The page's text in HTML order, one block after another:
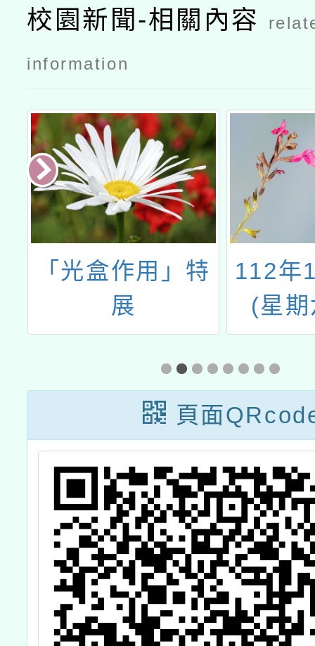
校園新聞-相關內容
information
「光盒作用」特
展
112年
(星
「
廟硃砂
歡迎光
頁面